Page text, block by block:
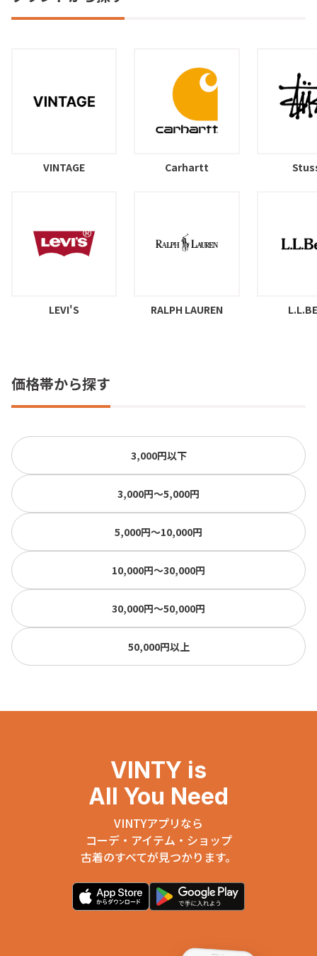
VINTAGE Carhartt
LEVI'S RALPH LAUREN
価格帯から探す
3,000円以下
3,000円〜5,000円
5,000円〜10,000円
10,000円〜30,000円
30,000円〜50,000円
50,000円以上
VINTY is
All You Need
VINTYアプリなら
コーデ・アイテム・ショップ
古着のすべてが見つかります。